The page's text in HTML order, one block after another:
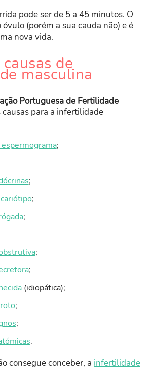
pode ser de 5 a 45 minutos. O
(porém a sua cauda não) e é
nova vida.
de
masculina
Portuguesa de Fertilidade
para a infertilidade
;
;
;
;
;
;
(idiopática);
;
;
.
consegue conceber, a infertilidade